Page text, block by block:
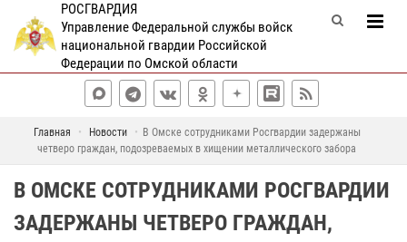
РОСГВАРДИЯ
Управление Федеральной службы войск
национальной гвардии Российской
Федерации по Омской области
Главная Новости
В Омске сотрудниками Росгвардии задержаны
четверо граждан, подозреваемых в хищении металлического забора
В ОМСКЕ СОТРУДНИКАМИ РОСГВАРДИИ
ЗАДЕРЖАНЫ ЧЕТВЕРО ГРАЖДАН,